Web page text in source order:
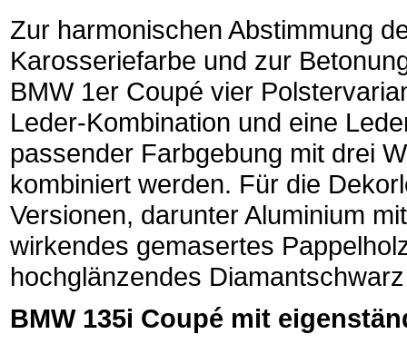
Zur harmonischen Abstimmung
Karosseriefarbe und zur
BMW 1er Coupé vier
Leder-Kombination und eine
passender Farbgebung mit drei
kombiniert werden. Für die
Versionen, darunter Aluminium
wirkendes gemasertes
hochglänzendes
BMW 135i Coupé mit